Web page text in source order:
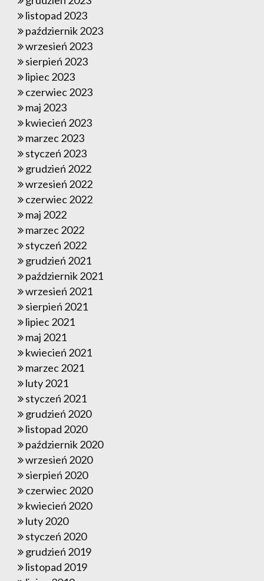
listopad 2023
październik 2023
wrzesień 2023
sierpień 2023
lipiec 2023
czerwiec 2023
maj 2023
kwiecień 2023
marzec 2023
styczeń 2023
grudzień 2022
wrzesień 2022
czerwiec 2022
maj 2022
marzec 2022
styczeń 2022
grudzień 2021
październik 2021
wrzesień 2021
sierpień 2021
lipiec 2021
maj 2021
kwiecień 2021
marzec 2021
luty 2021
styczeń 2021
grudzień 2020
listopad 2020
październik 2020
wrzesień 2020
sierpień 2020
czerwiec 2020
kwiecień 2020
luty 2020
styczeń 2020
grudzień 2019
listopad 2019